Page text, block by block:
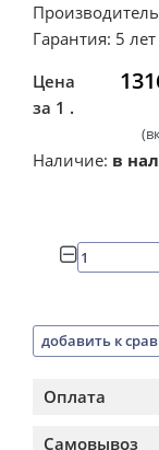
Гарантия: 5 лет
Цена
за 1 .
Наличие: в
добавить к
Оплата
Самовывоз